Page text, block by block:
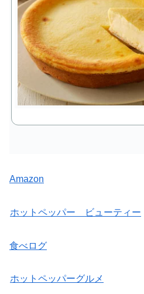
Amazon
ホットペッパー ビューティー
食べログ
ホットペッパーグルメ